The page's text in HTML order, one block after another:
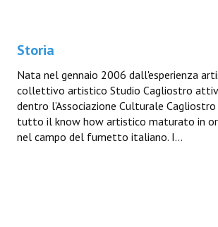
Storia
Nata nel gennaio 2006 dall'esperienza
collettivo artistico Studio Cagliostro
dentro l’Associazione Culturale Cagliostro
tutto il know how artistico maturato in
nel campo del fumetto italiano. I...